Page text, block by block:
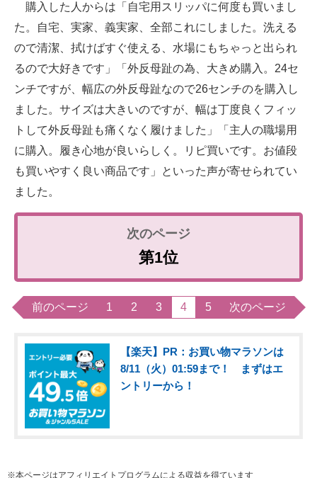
購入した人からは「自宅用スリッパに何度も買いまし
た。自宅、実家、義実家、全部これにしました。洗える
ので清潔、拭けばすぐ使える、水場にもちゃっと出られ
るので大好きです」「外反母趾の為、大きめ購入。24セ
ンチですが、幅広の外反母趾なので26センチのを購入し
ました。サイズは大きいのですが、幅は丁度良くフィッ
トして外反母趾も痛くなく履けました」「主人の職場用
に購入。履き心地が良いらしく。リピ買いです。お値段
も買いやすく良い商品です」といった声が寄せられてい
ました。
第1位
前のページ 1 2 3 4 5 次のページ
【楽天】PR：お買い物マラソンは
8/11（火）01:59まで！ まずはエ
ントリーから！
※本ページはアフィリエイトプログラムによる収益を得ています